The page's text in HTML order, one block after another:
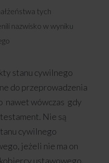
tych
nazwisko w wyniku
stanu cywilnego
do przeprowadzenia
nawet wówczas gdy
Nie są
cywilnego
jeżeli nie ma on
ustawowego.